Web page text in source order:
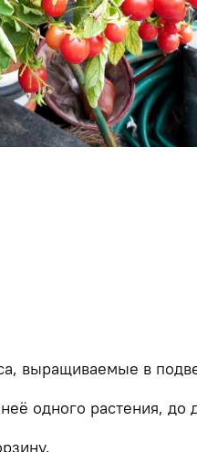
выращиваемые в
одного растения, до